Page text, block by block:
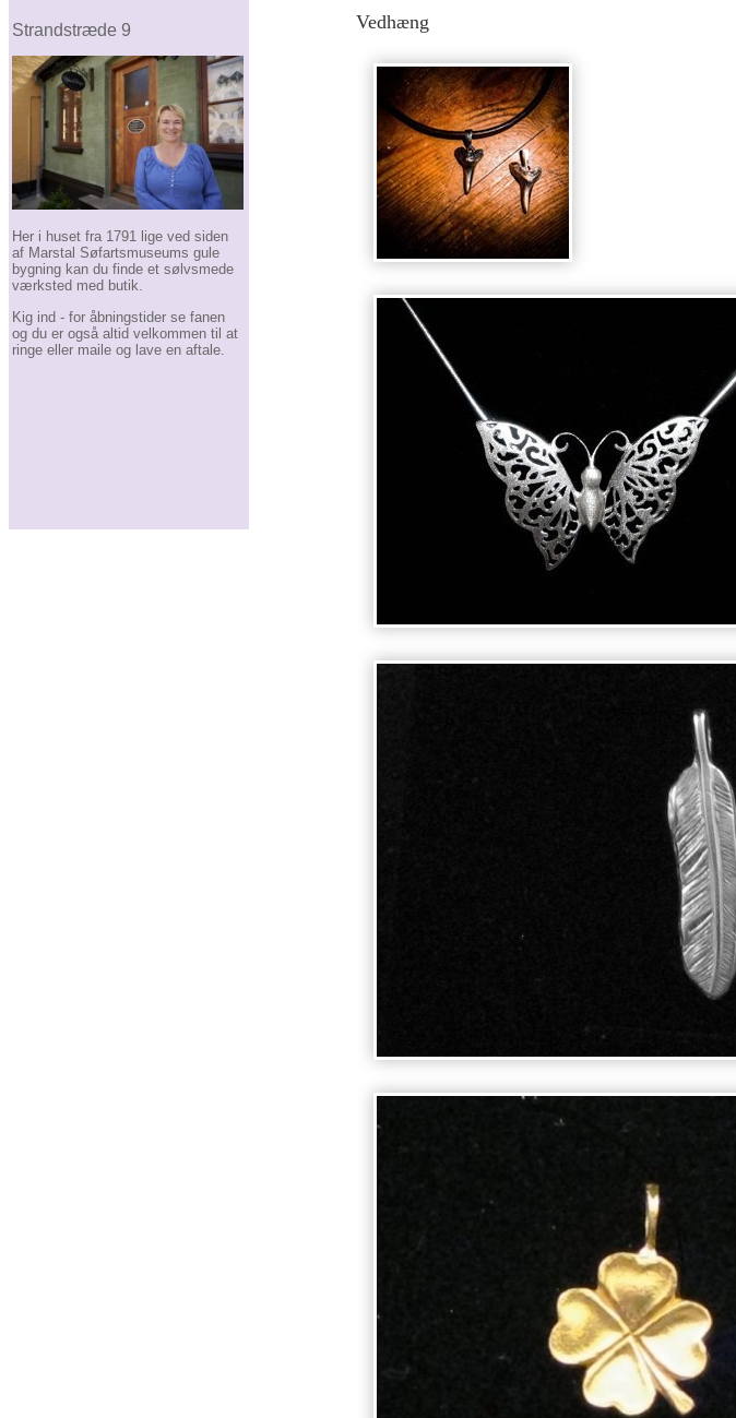
Strandstræde 9
Her i huset fra 1791 lige ved siden
af Marstal Søfartsmuseums gule
bygning kan du finde et sølvsmede
værksted med butik.
Kig ind - for åbningstider se fanen
og du er også altid velkommen til at
ringe eller maile og lave en aftale.
Vedhæng